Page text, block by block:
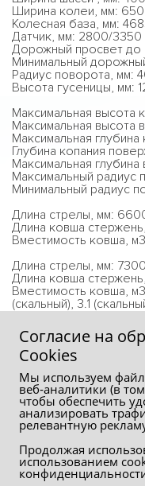
Ширина колеи, мм: 650
Колесная база, мм:
Датчик, мм: 2800/3350
Дорожный просвет до
Минимальный
Радиус поворота, мм:
Высота гусеницы, мм:
Максимальная высота
Максимальная высота
Максимальная
Глубина копания
Максимальная
Максимальный радиус
Минимальный радиус
Длина стрелы, мм:
Длина ковша
Вместимость ковша,
Длина стрелы, мм: 7300
Длина ковша
Вместимость ковша,
(скальный), 3.1
Согласие на
Сookies
Мы используем
веб‑аналитики (в
чтобы обеспечить
анализировать
релевантную
Продолжая
использованием